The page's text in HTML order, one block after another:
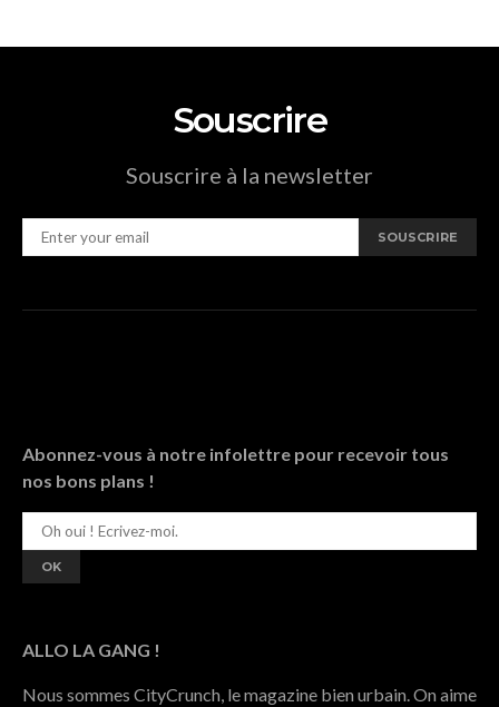
Souscrire
Souscrire à la newsletter
SOUSCRIRE
Abonnez-vous à notre infolettre pour recevoir tous
nos bons plans !
ALLO LA GANG !
Nous sommes CityCrunch, le magazine bien urbain. On aime